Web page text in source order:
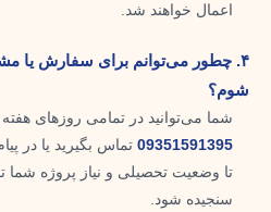
اعمال خواهند شد.
۴. چطور می‌توانم برای سفارش یا
شوم؟
شما می‌توانید در تمامی روزهای
09351591395 تماس بگیرید یا در
تا وضعیت تحصیلی و نیاز پروژه
سنجیده شود.